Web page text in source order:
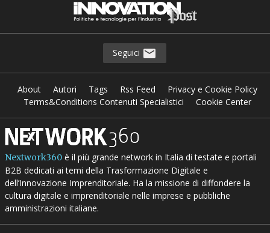
Seguici
About Autori Tags Rss Feed
Privacy e Cookie Policy
Terms&Conditions Contenuti Specialistici
Cookie Center
Nextwork360è il più grande network in Italia di testate e portali
B2B dedicati ai temi della Trasformazione Digitale e
dell’Innovazione Imprenditoriale. Ha la missione di diffondere la
cultura digitale e imprenditoriale nelle imprese e pubbliche
amministrazioni italiane.